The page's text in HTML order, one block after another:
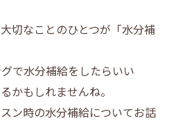
切なことのひとつが「水分補
で水分補給をしたらいい
かもしれませんね。
ン時の水分補給についてお話